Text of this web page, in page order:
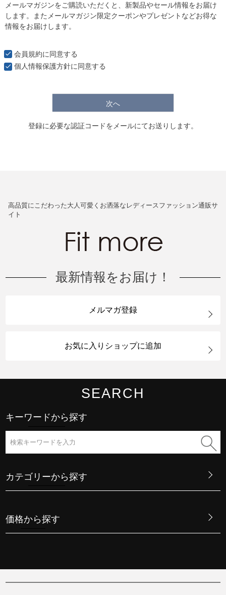
須
)
メールマガジンをご購読いただくと、新製品やセール情報をお届け
します。またメールマガジン限定クーポンやプレゼントなどお得な
情報をお届けします。
会員規約に同意する
個人情報保護方針に同意する
次へ
登録に必要な認証コードをメールにてお送りします。
高品質にこだわった大人可愛くお洒落なレディースファッション通販サ
イト
最新情報をお届け！
メルマガ登録
お気に入りショップに追加
SEARCH
キーワードから探す
カテゴリーから探す
価格から探す